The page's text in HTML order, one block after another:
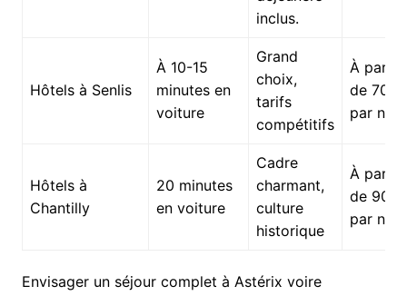
inclus.
Hôtels à Senlis
À 10-15
minutes en
voiture
Grand
choix,
tarifs
compétitifs
À partir
de 70 €
par nuit
Hôtels à
Chantilly
20 minutes
en voiture
Cadre
charmant,
culture
historique
À partir
de 90 €
par nuit
Envisager un séjour complet à Astérix voire